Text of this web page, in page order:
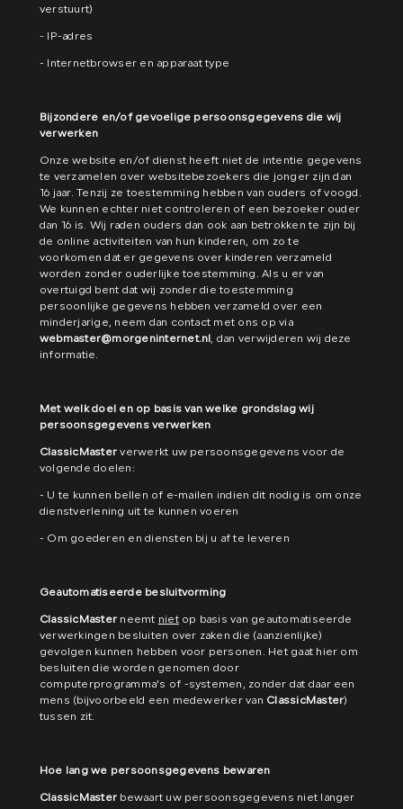
verstuurt)
- IP-adres
- Internetbrowser en apparaat type
Bijzondere en/of gevoelige persoonsgegevens die wij
verwerken
Onze website en/of dienst heeft niet de intentie gegevens
te verzamelen over websitebezoekers die jonger zijn dan
16 jaar. Tenzij ze toestemming hebben van ouders of voogd.
We kunnen echter niet controleren of een bezoeker ouder
dan 16 is. Wij raden ouders dan ook aan betrokken te zijn bij
de online activiteiten van hun kinderen, om zo te
voorkomen dat er gegevens over kinderen verzameld
worden zonder ouderlijke toestemming. Als u er van
overtuigd bent dat wij zonder die toestemming
persoonlijke gegevens hebben verzameld over een
minderjarige, neem dan contact met ons op via
webmaster@morgeninternet.nl , dan verwijderen wij deze
informatie.
Met welk doel en op basis van welke grondslag wij
persoonsgegevens verwerken
ClassicMaster verwerkt uw persoonsgegevens voor de
volgende doelen:
- U te kunnen bellen of e-mailen indien dit nodig is om onze
dienstverlening uit te kunnen voeren
- Om goederen en diensten bij u af te leveren
Geautomatiseerde besluitvorming
ClassicMaster neemt nietop basis van geautomatiseerde
verwerkingen besluiten over zaken die (aanzienlijke)
gevolgen kunnen hebben voor personen. Het gaat hier om
besluiten die worden genomen door
computerprogramma's of -systemen, zonder dat daar een
mens (bijvoorbeeld een medewerker van ClassicMaster)
tussen zit.
Hoe lang we persoonsgegevens bewaren
ClassicMaster bewaart uw persoonsgegevens niet langer